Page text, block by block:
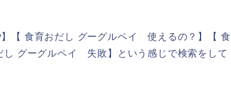
【 食育おだし グーグルペイ 使えるの？】【 食
グーグルペイ 失敗】という感じで検索をして